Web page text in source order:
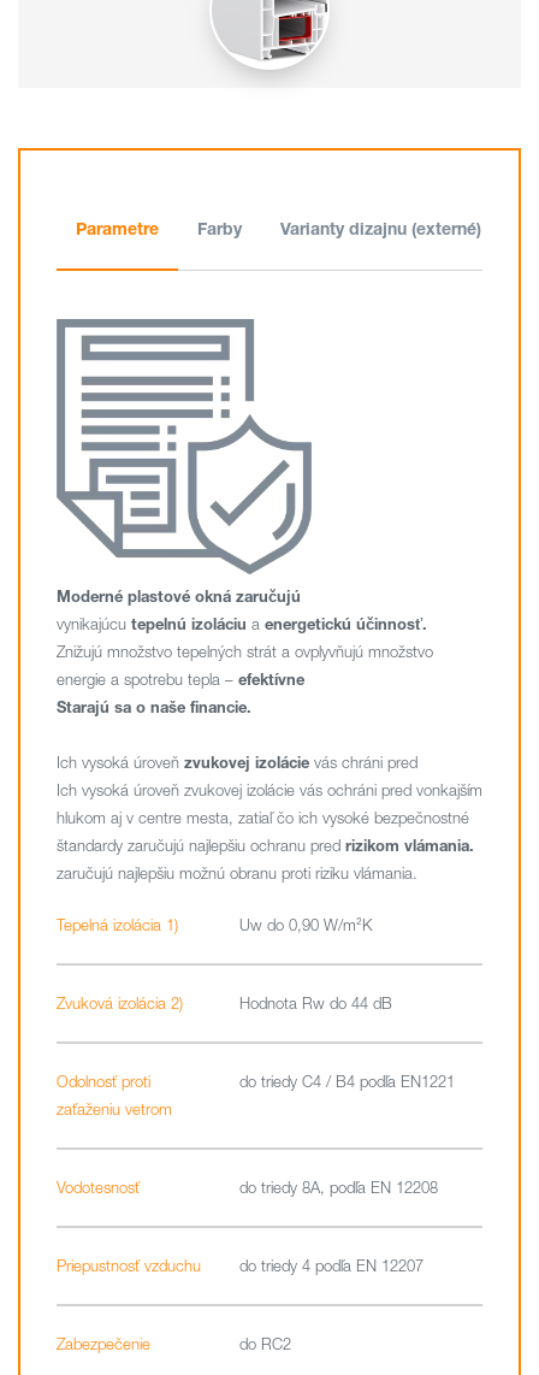
Parametre Farby Varianty dizajnu (externé)
Moderné plastové okná zaručujú
vynikajúcu tepelnú izoláciu a energetickú účinnosť.
Znižujú množstvo tepelných strát a ovplyvňujú množstvo
energie a spotrebu tepla – efektívne
Starajú sa o naše financie.
Ich vysoká úroveň zvukovej izolácie vás chráni pred
Ich vysoká úroveň zvukovej izolácie vás ochráni pred vonkajším
hlukom aj v centre mesta, zatiaľ čo ich vysoké bezpečnostné
štandardy zaručujú najlepšiu ochranu pred rizikom vlámania.
zaručujú najlepšiu možnú obranu proti riziku vlámania.
Tepelná izolácia 1) Uw do 0,90 W/m²K
Zvuková izolácia 2) Hodnota Rw do 44 dB
Odolnosť proti
zaťaženiu vetrom
do triedy C4 / B4 podľa EN1221
Vodotesnosť do triedy 8A, podľa EN 12208
Priepustnosť vzduchu do triedy 4 podľa EN 12207
Zabezpečenie do RC2